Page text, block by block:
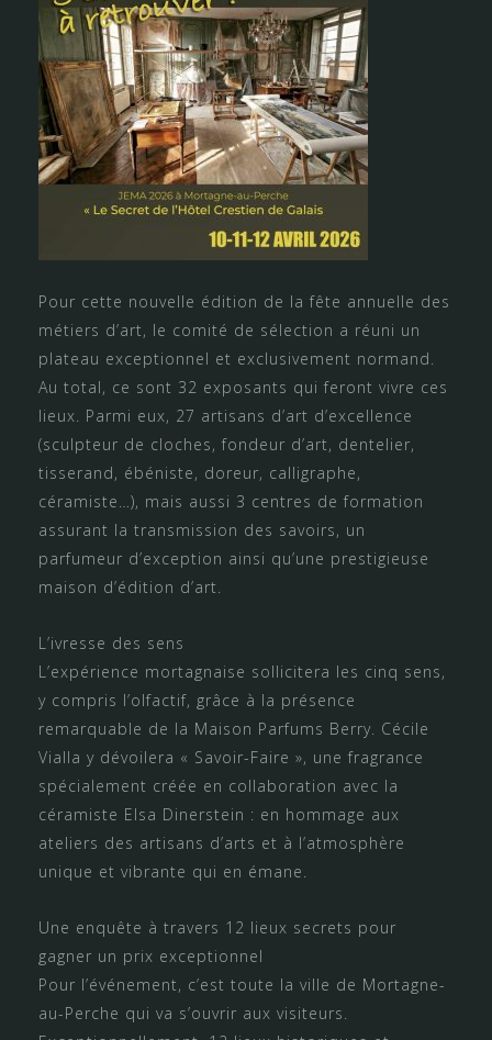
Pour cette nouvelle édition de la fête annuelle des
métiers d’art, le comité de sélection a réuni un
plateau exceptionnel et exclusivement normand.
Au total, ce sont 32 exposants qui feront vivre ces
lieux. Parmi eux, 27 artisans d’art d’excellence
(sculpteur de cloches, fondeur d’art, dentelier,
tisserand, ébéniste, doreur, calligraphe,
céramiste…), mais aussi 3 centres de formation
assurant la transmission des savoirs, un
parfumeur d’exception ainsi qu’une prestigieuse
maison d’édition d’art.
L’ivresse des sens
L’expérience mortagnaise sollicitera les cinq sens,
y compris l’olfactif, grâce à la présence
remarquable de la Maison Parfums Berry. Cécile
Vialla y dévoilera « Savoir-Faire », une fragrance
spécialement créée en collaboration avec la
céramiste Elsa Dinerstein : en hommage aux
ateliers des artisans d’arts et à l’atmosphère
unique et vibrante qui en émane.
Une enquête à travers 12 lieux secrets pour
gagner un prix exceptionnel
Pour l’événement, c’est toute la ville de Mortagne-
au-Perche qui va s’ouvrir aux visiteurs.